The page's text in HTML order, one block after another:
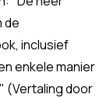
de
inclusief
enkele manier
(Vertaling door